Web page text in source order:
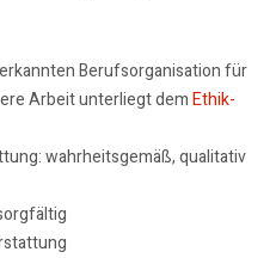
Berufsorganisation für
Arbeit unterliegt demEthik-
wahrheitsgemäß, qualitativ